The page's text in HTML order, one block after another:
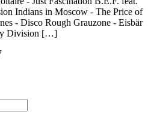
Indians in Moscow - The Price of
- Disco Rough Grauzone - Eisbär
Division […]